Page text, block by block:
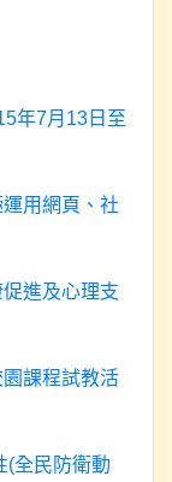
年7月13日至
用網頁、社
進及心理支
課程試教活
(全民防衛動